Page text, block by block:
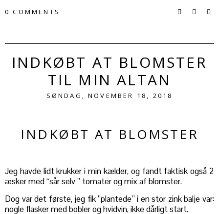
0 COMMENTS
INDKØBT AT BLOMSTER
TIL MIN ALTAN
SØNDAG, NOVEMBER 18, 2018
INDKØBT AT BLOMSTER
Jeg havde lidt krukker i min kælder, og fandt faktisk også 2
æsker med “sår selv ” tomater og mix af blomster.
Dog var det første, jeg fik ”plantede” i en stor zink balje var:
nogle flasker med bobler og hvidvin, ikke dårligt start.